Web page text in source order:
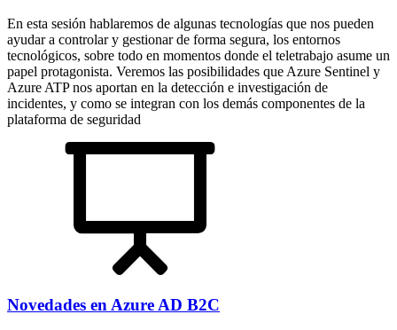
En esta sesión hablaremos de algunas tecnologías que nos pueden
ayudar a controlar y gestionar de forma segura, los entornos
tecnológicos, sobre todo en momentos donde el teletrabajo asume un
papel protagonista. Veremos las posibilidades que Azure Sentinel y
Azure ATP nos aportan en la detección e investigación de
incidentes, y como se integran con los demás componentes de la
plataforma de seguridad
Novedades en Azure AD B2C